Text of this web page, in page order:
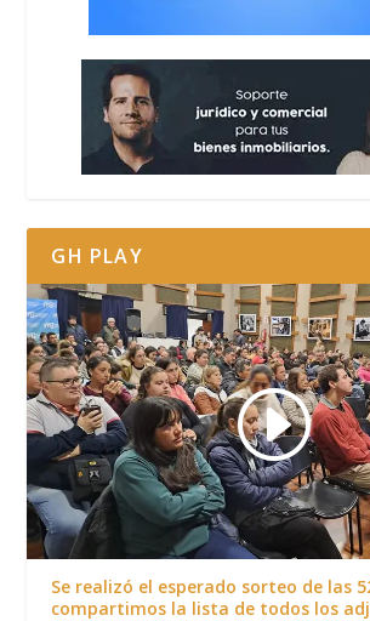
GH PLAY
Se realizó el esperado sorteo de las
compartimos la lista de todos los